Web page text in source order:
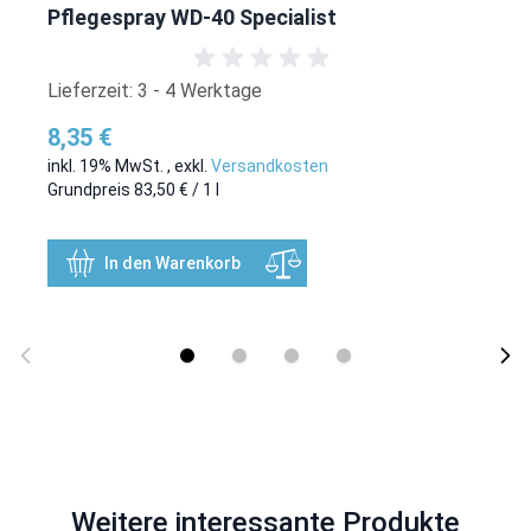
Pflegespray WD-40 Specialist
Lieferzeit: 3 - 4 Werktage
8,35 €
inkl. 19% MwSt. , exkl. Versandkosten
Grundpreis 83,50 € / 1 l
In den Warenkorb
Weitere interessante Produkte